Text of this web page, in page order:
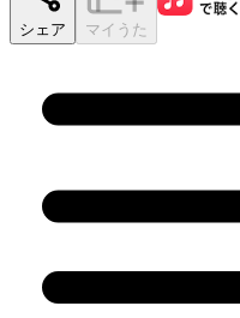
シェア マイうた